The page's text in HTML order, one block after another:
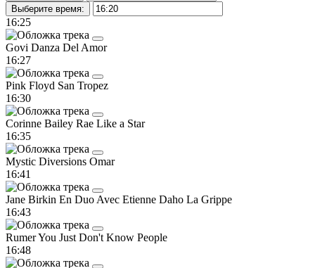
Выберите время:
16:25
Govi Danza Del Amor
16:27
Pink Floyd San Tropez
16:30
Corinne Bailey Rae Like a Star
16:35
Mystic Diversions Omar
16:41
Jane Birkin En Duo Avec Etienne Daho La Grippe
16:43
RumerYou Just Don't Know People
16:48